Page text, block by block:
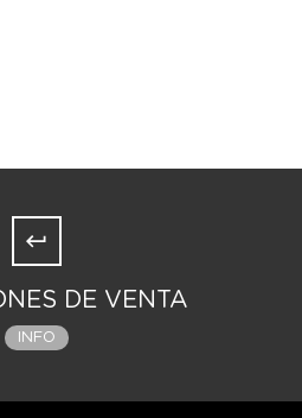
DE VENTA
INFO